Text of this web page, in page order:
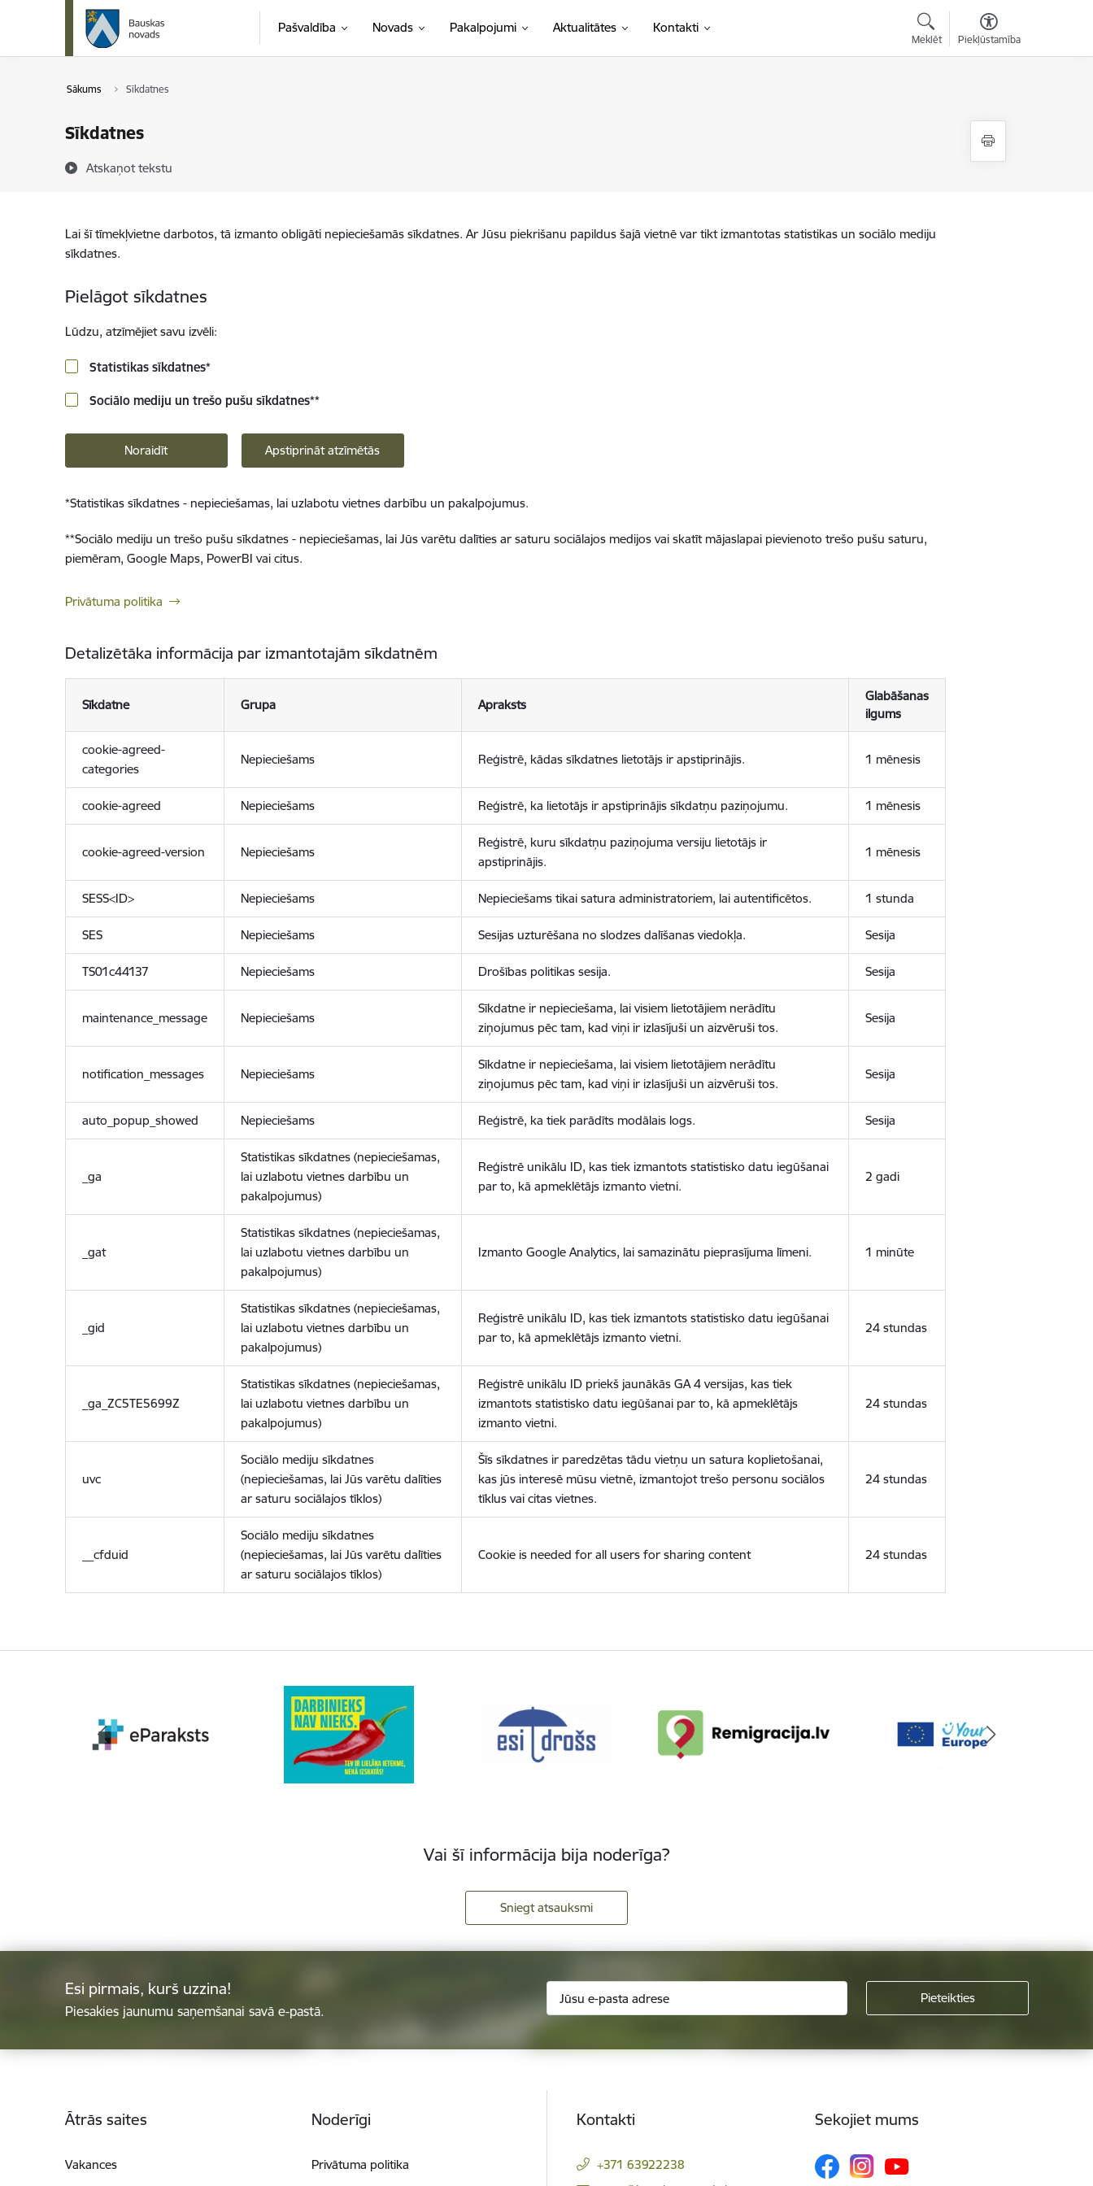
Pāriet uz lapas saturu
Pašvaldība Novads Pakalpojumi Aktualitātes Kontakti
Meklēt Piekļūstamība
Sākums Sīkdatnes
Sīkdatnes
Atskaņot tekstu
Lai šī tīmekļvietne darbotos, tā izmanto obligāti nepieciešamās sīkdatnes. Ar Jūsu piekrišanu papildus šajā vietnē var tikt izmantotas statistikas un sociālo mediju
sīkdatnes.
Pielāgot sīkdatnes
Lūdzu, atzīmējiet savu izvēli:
Statistikas sīkdatnes*
Sociālo mediju un trešo pušu sīkdatnes**
Noraidīt Apstiprināt atzīmētās
*Statistikas sīkdatnes - nepieciešamas, lai uzlabotu vietnes darbību un pakalpojumus.
**Sociālo mediju un trešo pušu sīkdatnes - nepieciešamas, lai Jūs varētu dalīties ar saturu sociālajos medijos vai skatīt mājaslapai pievienoto trešo pušu saturu,
piemēram, Google Maps, PowerBI vai citus.
Privātuma politika
Detalizētāka informācija par izmantotajām sīkdatnēm
Sīkdatne Grupa Apraksts
Glabāšanas
ilgums
cookie-agreed-
categories
Nepieciešams Reģistrē, kādas sīkdatnes lietotājs ir apstiprinājis. 1 mēnesis
cookie-agreed Nepieciešams Reģistrē, ka lietotājs ir apstiprinājis sīkdatņu paziņojumu. 1 mēnesis
cookie-agreed-version Nepieciešams
Reģistrē, kuru sīkdatņu paziņojuma versiju lietotājs ir
apstiprinājis.
1 mēnesis
SESS<ID> Nepieciešams Nepieciešams tikai satura administratoriem, lai autentificētos. 1 stunda
SES Nepieciešams Sesijas uzturēšana no slodzes dalīšanas viedokļa. Sesija
TS01c44137 Nepieciešams Drošības politikas sesija. Sesija
maintenance_message Nepieciešams
Sīkdatne ir nepieciešama, lai visiem lietotājiem nerādītu
ziņojumus pēc tam, kad viņi ir izlasījuši un aizvēruši tos.
Sesija
notification_messages Nepieciešams
Sīkdatne ir nepieciešama, lai visiem lietotājiem nerādītu
ziņojumus pēc tam, kad viņi ir izlasījuši un aizvēruši tos.
Sesija
auto_popup_showed Nepieciešams Reģistrē, ka tiek parādīts modālais logs. Sesija
_ga
Statistikas sīkdatnes (nepieciešamas,
lai uzlabotu vietnes darbību un
pakalpojumus)
Reģistrē unikālu ID, kas tiek izmantots statistisko datu iegūšanai
par to, kā apmeklētājs izmanto vietni.
2 gadi
_gat
Statistikas sīkdatnes (nepieciešamas,
lai uzlabotu vietnes darbību un
pakalpojumus)
Izmanto Google Analytics, lai samazinātu pieprasījuma līmeni. 1 minūte
_gid
Statistikas sīkdatnes (nepieciešamas,
lai uzlabotu vietnes darbību un
pakalpojumus)
Reģistrē unikālu ID, kas tiek izmantots statistisko datu iegūšanai
par to, kā apmeklētājs izmanto vietni.
24 stundas
_ga_ZC5TE5699Z
Statistikas sīkdatnes (nepieciešamas,
lai uzlabotu vietnes darbību un
pakalpojumus)
Reģistrē unikālu ID priekš jaunākās GA 4 versijas, kas tiek
izmantots statistisko datu iegūšanai par to, kā apmeklētājs
izmanto vietni.
24 stundas
uvc
Sociālo mediju sīkdatnes
(nepieciešamas, lai Jūs varētu dalīties
ar saturu sociālajos tīklos)
Šīs sīkdatnes ir paredzētas tādu vietņu un satura koplietošanai,
kas jūs interesē mūsu vietnē, izmantojot trešo personu sociālos
tīklus vai citas vietnes.
24 stundas
__cfduid
Sociālo mediju sīkdatnes
(nepieciešamas, lai Jūs varētu dalīties
ar saturu sociālajos tīklos)
Cookie is needed for all users for sharing content 24 stundas
Vai šī informācija bija noderīga?
Sniegt atsauksmi
Esi pirmais, kurš uzzina!
Piesakies jaunumu saņemšanai savā e-pastā.
Ātrās saites
Vakances
Noderīgi
Privātuma politika
Kontakti
+371 63922238
Sekojiet mums